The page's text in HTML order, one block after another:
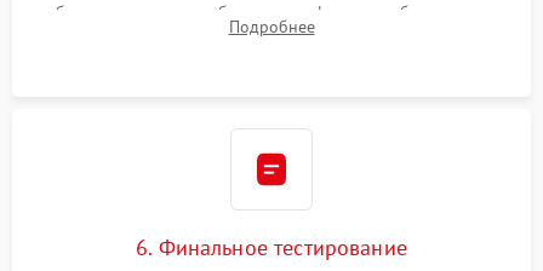
рабочего отрезка, калибровка автофокуса, стабилизатора и
экспозамера с помощью сервисного ПО.
Подробнее
6. Финальное тестирование